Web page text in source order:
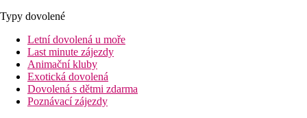
Typy dovolené
Letní dovolená u moře
Last minute zájezdy
Animační kluby
Exotická dovolená
Dovolená s dětmi zdarma
Poznávací zájezdy